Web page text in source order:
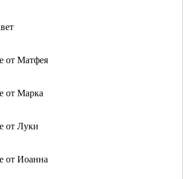
от Матфея
от Марка
от Луки
от Иоанна